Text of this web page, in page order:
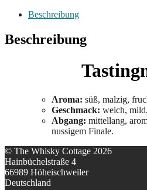
Beschreibung
Beschreibung
Aroma: süß, malzig,
Geschmack: weich,
Abgang: mittellang,
nussigem Finale.
© The Whisky Cottage 2026
Hainbüchelstraße 4
66989 Höheischweiler
Deutschland